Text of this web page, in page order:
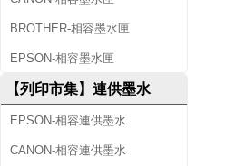
BROTHER-相容墨水匣
EPSON-相容墨水匣
【列印市集】連供墨水
EPSON-相容連供墨水
CANON-相容連供墨水